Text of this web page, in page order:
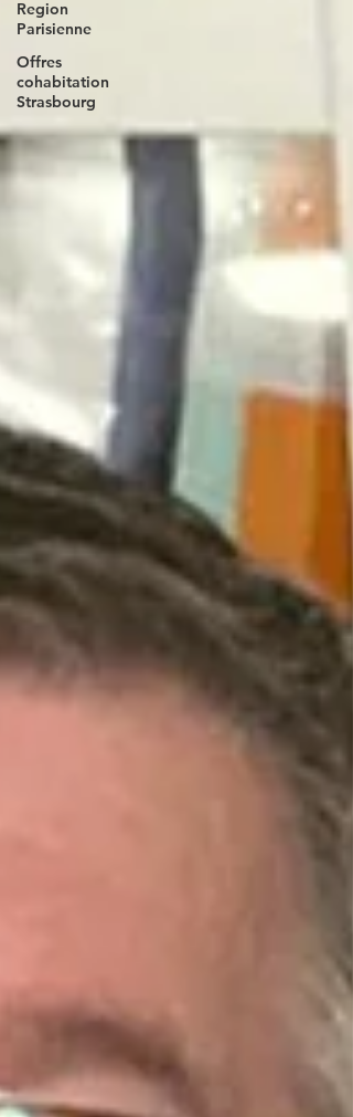
Region
Parisienne
Offres
cohabitation
Strasbourg